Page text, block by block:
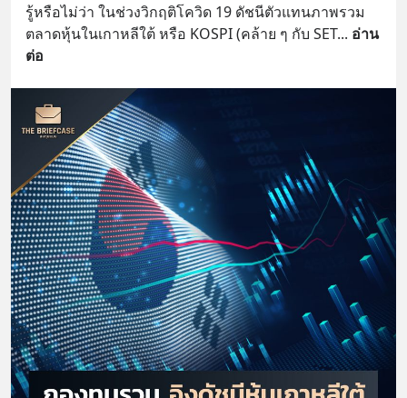
รู้หรือไม่ว่า ในช่วงวิกฤติโควิด 19 ดัชนีตัวแทนภาพรวม
ตลาดหุ้นในเกาหลีใต้ หรือ KOSPI (คล้าย ๆ กับ SET... อ่าน
ต่อ